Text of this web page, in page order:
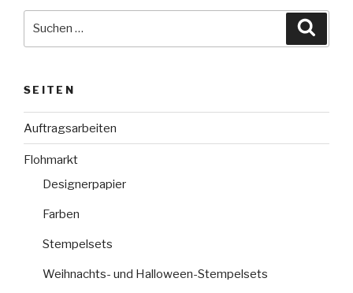
Up-
Karte“
SEITEN
Auftragsarbeiten
Flohmarkt
Designerpapier
Farben
Stempelsets
Weihnachts- und Halloween-Stempelsets